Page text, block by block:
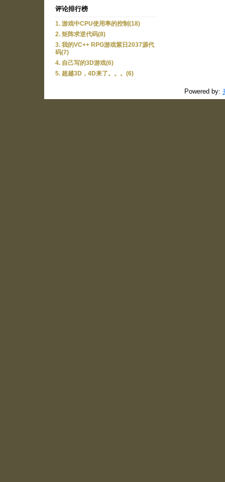
评论排行榜
1. 游戏中CPU使用率的控制(18)
2. 矩阵求逆代码(8)
3. 我的VC++ RPG游戏紫日2037源代
码(7)
4. 自己写的3D游戏(6)
5. 超越3D，4D来了。。。(6)
Powered by: